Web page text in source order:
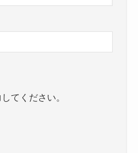
てください。